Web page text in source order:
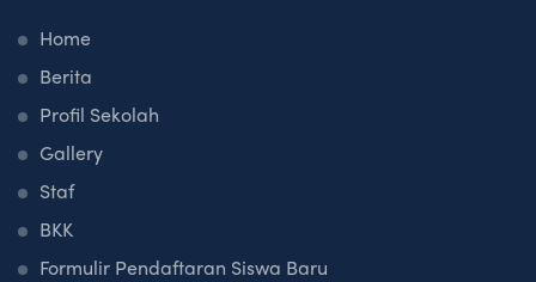
Home
Berita
Profil Sekolah
Gallery
Staf
BKK
Formulir Pendaftaran Siswa Baru